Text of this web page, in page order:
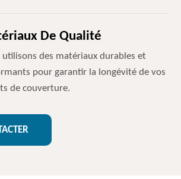
De Qualité
utilisons des matériaux durables et
pour garantir la longévité de vos
de couverture.